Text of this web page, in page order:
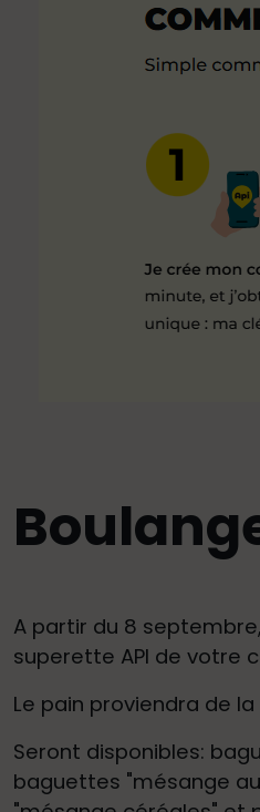
A partir du 8
superette API de votre
Le pain proviendra de
Seront disponibles:
baguettes "mésange